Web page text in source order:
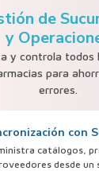
de
y
y controla todos
para
errores.
con
catálogos,
desde un